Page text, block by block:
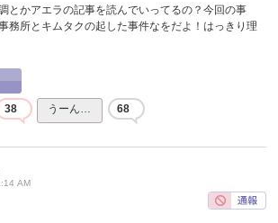
とかアエラの記事を読んでいってるの？今回の事
務所とキムタクの起した事件なをだよ！はっきり理
38 うーん… 68
AM